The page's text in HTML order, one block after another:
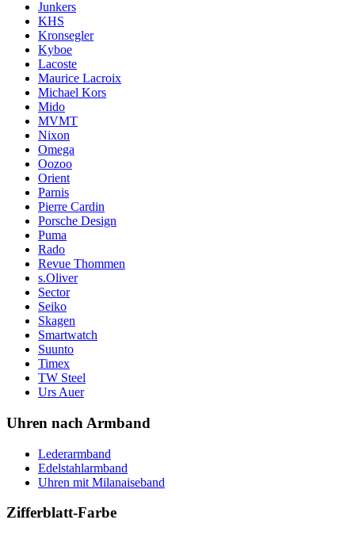
Junkers
KHS
Kronsegler
Kyboe
Lacoste
Maurice Lacroix
Michael Kors
Mido
MVMT
Nixon
Omega
Oozoo
Orient
Parnis
Pierre Cardin
Porsche Design
Puma
Rado
Revue Thommen
s.Oliver
Sector
Seiko
Skagen
Smartwatch
Suunto
Timex
TW Steel
Urs Auer
Uhren nach Armband
Lederarmband
Edelstahlarmband
Uhren mit Milanaiseband
Zifferblatt-Farbe